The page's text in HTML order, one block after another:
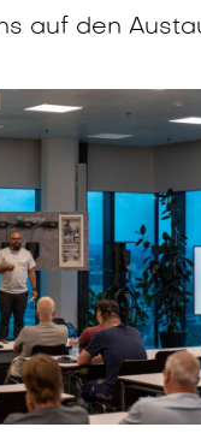
auf den